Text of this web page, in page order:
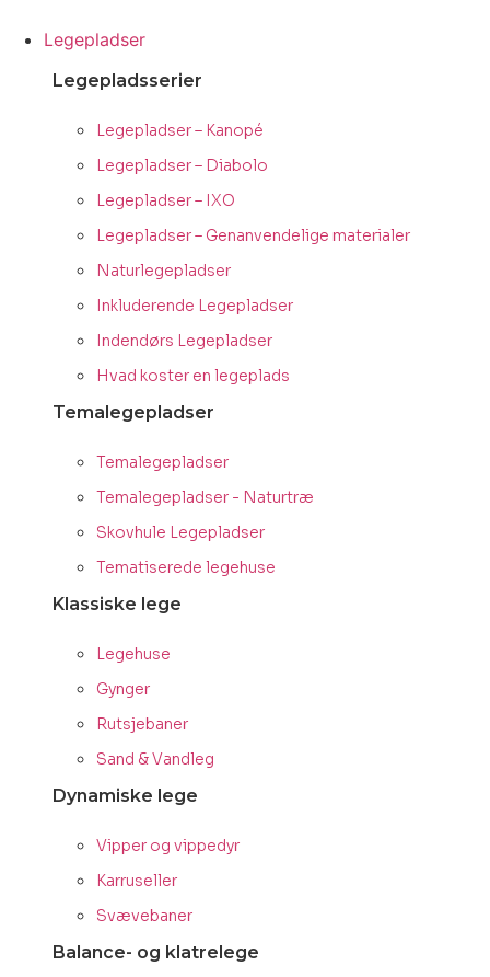
Legepladser
Legepladsserier
Legepladser – Kanopé
Legepladser – Diabolo
Legepladser – IXO
Legepladser – Genanvendelige materialer
Naturlegepladser
Inkluderende Legepladser
Indendørs Legepladser
Hvad koster en legeplads
Temalegepladser
Temalegepladser
Temalegepladser - Naturtræ
Skovhule Legepladser
Tematiserede legehuse
Klassiske lege
Legehuse
Gynger
Rutsjebaner
Sand & Vandleg
Dynamiske lege
Vipper og vippedyr
Karruseller
Svævebaner
Balance- og klatrelege